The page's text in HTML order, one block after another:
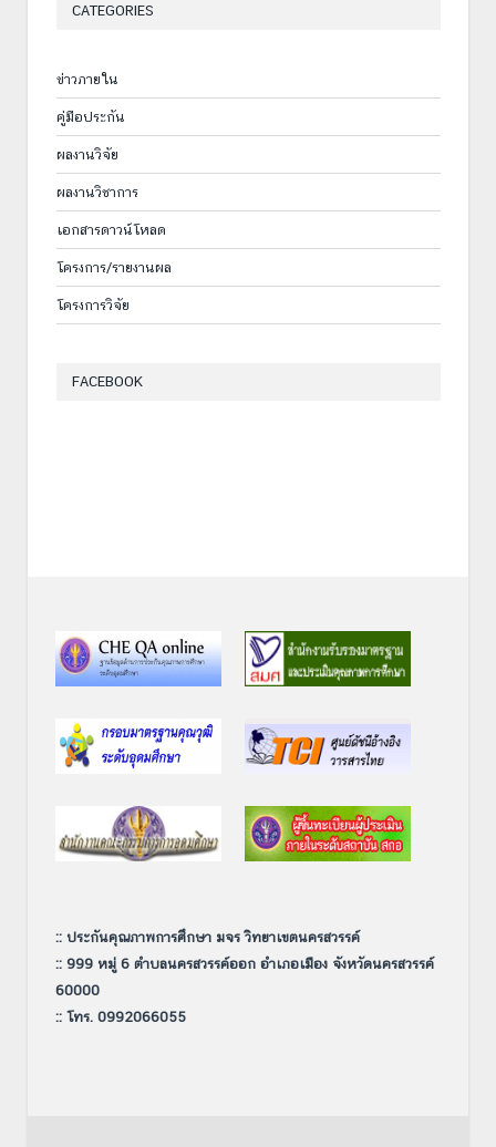
CATEGORIES
ข่าวภายใน
คู่มือประกัน
ผลงานวิจัย
ผลงานวิชาการ
เอกสารดาวน์โหลด
โครงการ/รายงานผล
โครงการวิจัย
FACEBOOK
:: ประกันคุณภาพการศึกษา มจร วิทยาเขตนครสวรรค์
:: 999 หมู่ 6 ตำบลนครสวรรค์ออก อำเภอเมือง จังหวัดนครสวรรค์
60000
:: โทร. 0992066055